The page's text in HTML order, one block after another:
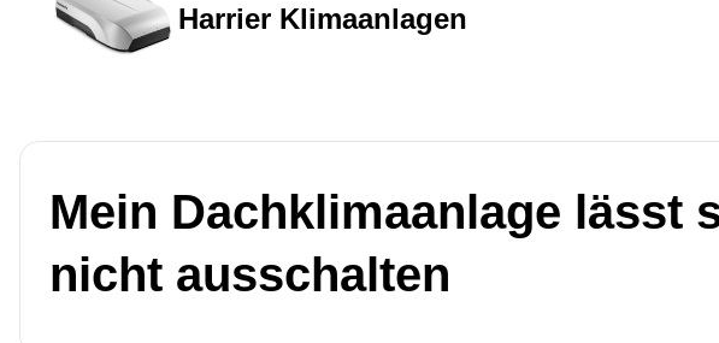
Harrier Klimaanlagen
Mein Dachklimaanlage lässt
nicht ausschalten